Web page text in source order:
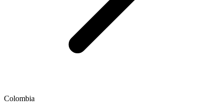
Colombia